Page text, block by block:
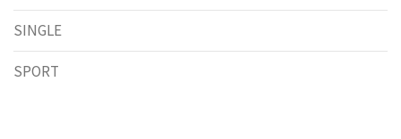
SINGLE
SPORT